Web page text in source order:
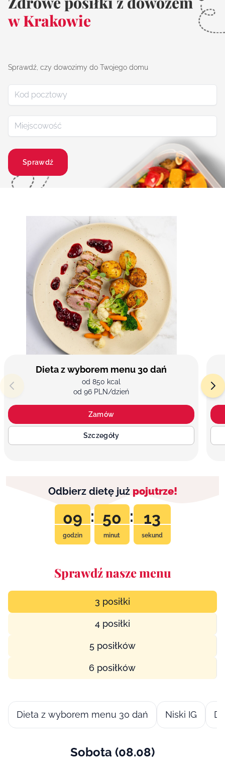
w Krakowie
Sprawdź, czy dowozimy do Twojego domu
Sprawdź
Dieta z wyborem menu 30 dań
od 850 kcal
od 96 PLN/dzień
Zamów
Szczegóły
Odbierz dietę już pojutrze!
09
godzin
: 50
minut
: 12
sekund
Sprawdź nasze menu
3 posiłki
4 posiłki
5 posiłków
6 posiłków
Dieta z wyborem menu 30 dań Niski IG
Sobota (08.08)